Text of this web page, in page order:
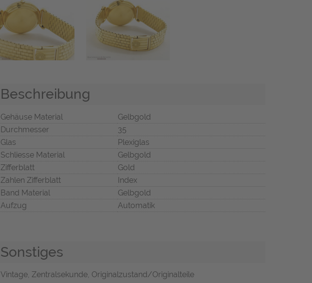
Beschreibung
Gehäuse Material
Gelbgold
Durchmesser
35
Glas
Plexiglas
Schliesse Material
Gelbgold
Zifferblatt
Gold
Zahlen Zifferblatt
Index
Band Material
Gelbgold
Aufzug
Automatik
Sonstiges
Vintage, Zentralsekunde, Originalzustand/Originalteile